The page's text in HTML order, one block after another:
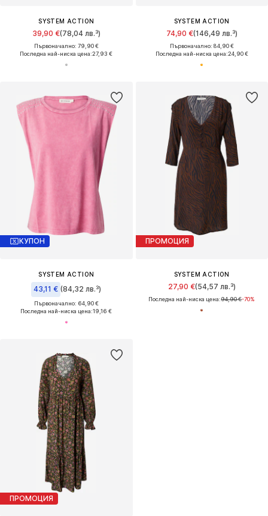
SYSTEM ACTION
39,90 €(78,04 лв.³)
Първоначално: 79,90 €
Последна най-ниска цена:27,93 €
SYSTEM ACTION
74,90 €(146,49 лв.³)
Първоначално: 84,90 €
Последна най-ниска цена:24,90 €
КУПОН
SYSTEM ACTION
43,11 € (84,32 лв.³)
Първоначално: 64,90 €
Последна най-ниска цена:19,16 €
ПРОМОЦИЯ
SYSTEM ACTION
27,90 €(54,57 лв.³)
Последна най-ниска цена:94,90 €-70%
ПРОМОЦИЯ